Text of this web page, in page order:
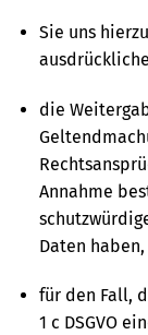
Sie uns
die
Annahme
Daten haben,
für den Fall,
1 c DSGVO